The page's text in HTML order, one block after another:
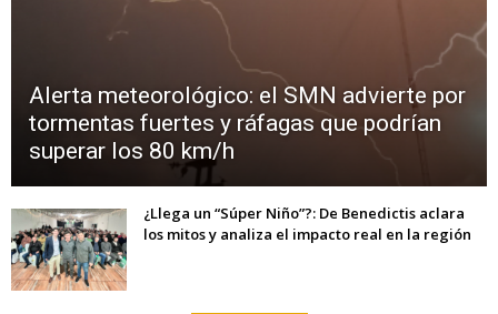
Alerta meteorológico: el SMN advierte por
tormentas fuertes y ráfagas que podrían
superar los 80 km/h
¿Llega un “Súper Niño”?: De Benedictis aclara
los mitos y analiza el impacto real en la región